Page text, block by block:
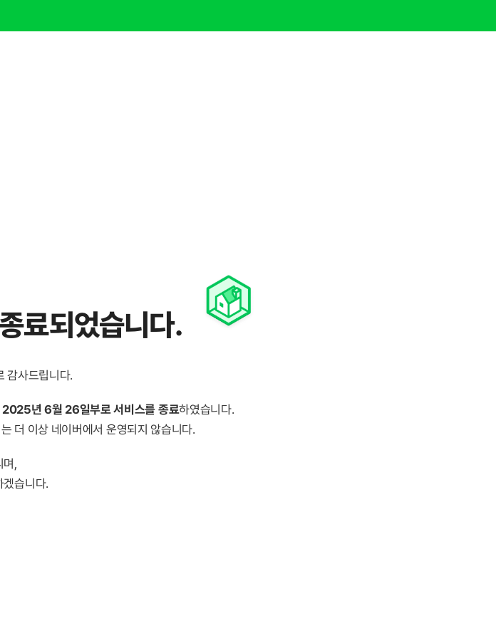
료되었습니다.
감사드립니다.
2025년 6월 26일부로 서비스를 종료하였습니다.
더 이상 네이버에서 운영되지 않습니다.
며,
겠습니다.